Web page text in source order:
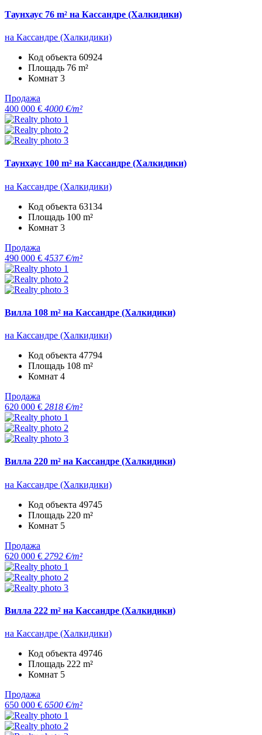
Таунхаус 76 m² на Кассандре (Халкидики)
на Кассандре (Халкидики)
Код объекта 60924
Площадь 76 m²
Комнат 3
Продажа
400 000 € 4000 €/m²
Таунхаус 100 m² на Кассандре (Халкидики)
на Кассандре (Халкидики)
Код объекта 63134
Площадь 100 m²
Комнат 3
Продажа
490 000 € 4537 €/m²
Вилла 108 m² на Кассандре (Халкидики)
на Кассандре (Халкидики)
Код объекта 47794
Площадь 108 m²
Комнат 4
Продажа
620 000 € 2818 €/m²
Вилла 220 m² на Кассандре (Халкидики)
на Кассандре (Халкидики)
Код объекта 49745
Площадь 220 m²
Комнат 5
Продажа
620 000 € 2792 €/m²
Вилла 222 m² на Кассандре (Халкидики)
на Кассандре (Халкидики)
Код объекта 49746
Площадь 222 m²
Комнат 5
Продажа
650 000 € 6500 €/m²